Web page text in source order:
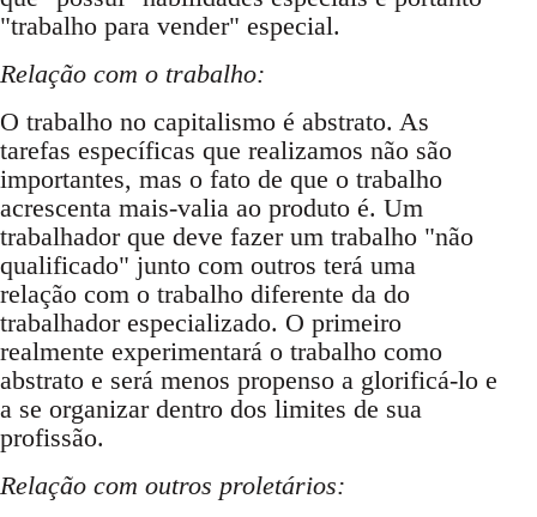
"trabalho para vender" especial.
Relação com o trabalho:
O trabalho no capitalismo é abstrato. As
tarefas específicas que realizamos não são
importantes, mas o fato de que o trabalho
acrescenta mais-valia ao produto é. Um
trabalhador que deve fazer um trabalho "não
qualificado" junto com outros terá uma
relação com o trabalho diferente da do
trabalhador especializado. O primeiro
realmente experimentará o trabalho como
abstrato e será menos propenso a glorificá-lo e
a se organizar dentro dos limites de sua
profissão.
Relação com outros proletários: